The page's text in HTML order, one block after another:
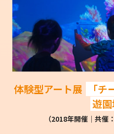
体験型アート展
「
遊園
（2018年開催│共催